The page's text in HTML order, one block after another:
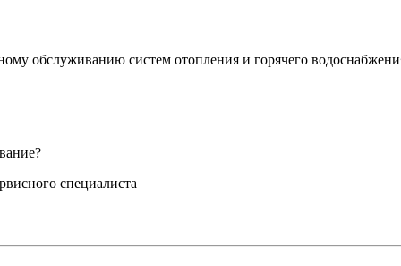
обслуживанию систем отопления и горячего
специалиста